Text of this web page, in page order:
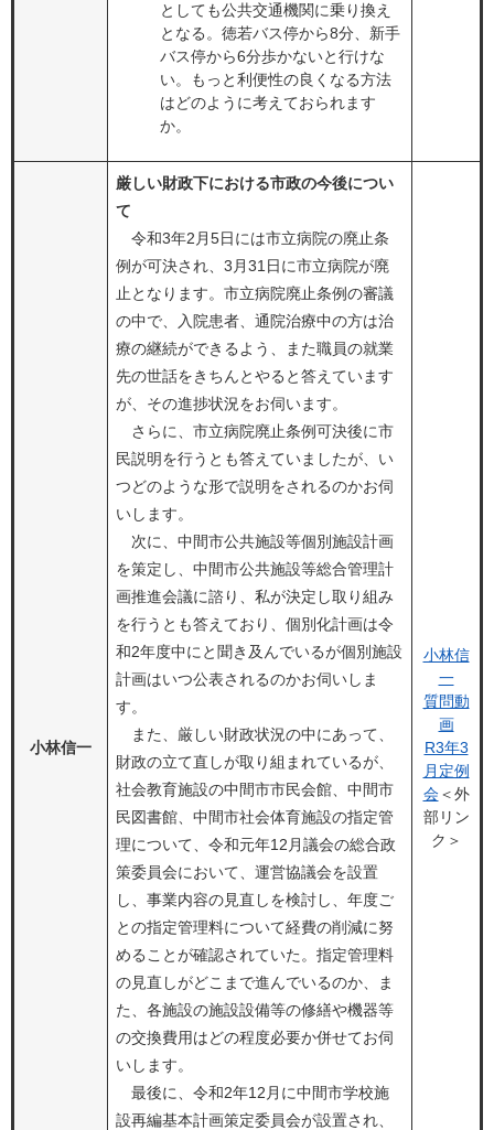
としても公共交通機関に乗り換え
となる。徳若バス停から8分、新手
バス停から6分歩かないと行けな
い。もっと利便性の良くなる方法
はどのように考えておられます
か。
小林信一
厳しい財政下における市政の今後につい
て
令和3年2月5日には市立病院の廃止条
例が可決され、3月31日に市立病院が廃
止となります。市立病院廃止条例の審議
の中で、入院患者、通院治療中の方は治
療の継続ができるよう、また職員の就業
先の世話をきちんとやると答えています
が、その進捗状況をお伺います。
さらに、市立病院廃止条例可決後に市
民説明を行うとも答えていましたが、い
つどのような形で説明をされるのかお伺
いします。
次に、中間市公共施設等個別施設計画
を策定し、中間市公共施設等総合管理計
画推進会議に諮り、私が決定し取り組み
を行うとも答えており、個別化計画は令
和2年度中にと聞き及んでいるが個別施設
計画はいつ公表されるのかお伺いしま
す。
また、厳しい財政状況の中にあって、
財政の立て直しが取り組まれているが、
社会教育施設の中間市市民会館、中間市
民図書館、中間市社会体育施設の指定管
理について、令和元年12月議会の総合政
策委員会において、運営協議会を設置
し、事業内容の見直しを検討し、年度ご
との指定管理料について経費の削減に努
めることが確認されていた。指定管理料
の見直しがどこまで進んでいるのか、ま
た、各施設の施設設備等の修繕や機器等
の交換費用はどの程度必要か併せてお伺
いします。
最後に、令和2年12月に中間市学校施
設再編基本計画策定委員会が設置され、
小林信
一
質問動
画
R3年3
月定例
会＜外
部リン
ク＞